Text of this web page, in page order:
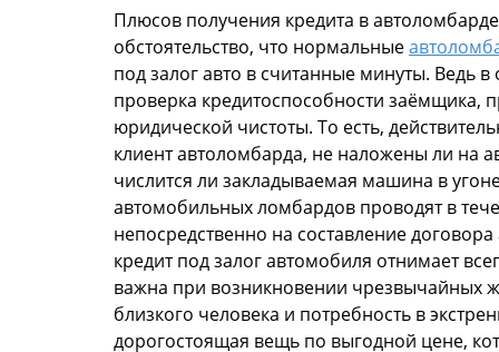
Плюсов получения кредита в
обстоятельство, что нормальные
под залог авто в считанные минуты. Ведь
проверка кредитоспособности заёмщика,
юридической чистоты. То есть,
клиент автоломбарда, не наложены ли на
числится ли закладываемая машина в
автомобильных ломбардов проводят в
непосредственно на составление
кредит под залог автомобиля отнимает
важна при возникновении чрезвычайных
близкого человека и потребность в
дорогостоящая вещь по выгодной цене,